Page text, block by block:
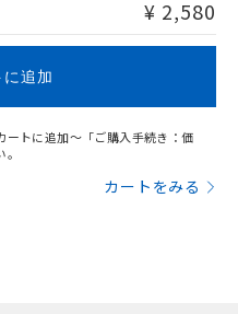
¥ 2,580
に追加
ートに追加～「ご購入手続き：価
カートをみる